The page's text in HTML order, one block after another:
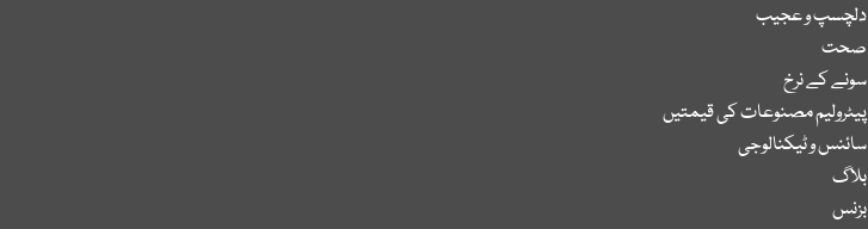
دلچسپ و عجیب
صحت
سونے کے نرخ
پیٹرولیم مصنوعات کی قیمتیں
سائنس و ٹیکنالوجی
بلاگ
بزنس